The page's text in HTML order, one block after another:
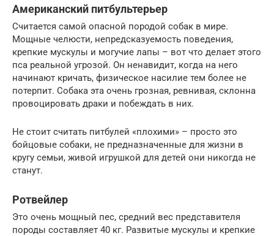
Американский питбультерьер
Считается самой опасной породой собак в мире.
Мощные челюсти, непредсказуемость поведения,
крепкие мускулы и могучие лапы – вот что делает этого
пса реальной угрозой. Он ненавидит, когда на него
начинают кричать, физическое насилие тем более не
потерпит. Собака эта очень грозная, ревнивая, склонна
провоцировать драки и побеждать в них.
Не стоит считать питбулей «плохими» – просто это
бойцовые собаки, не предназначенные для жизни в
кругу семьи, живой игрушкой для детей они никогда не
станут.
Ротвейлер
Это очень мощный пес, средний вес представителя
породы составляет 40 кг. Развитые мускулы и крепкие